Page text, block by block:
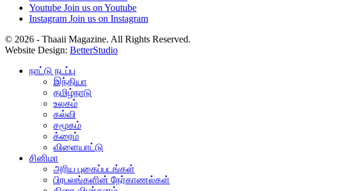
Youtube Join us on Youtube
Instagram Join us on Instagram
© 2026 - Thaaii Magazine. All Rights Reserved.
Website Design: BetterStudio
நாட்டு நடப்பு
இந்தியா
தமிழ்நாடு
உலகம்
கல்வி
சமூகம்
க்ரைம்
விளையாட்டு
சினிமா
அரிய புகைப்படங்கள்
பிரபலங்களின் நேர்காணல்கள்